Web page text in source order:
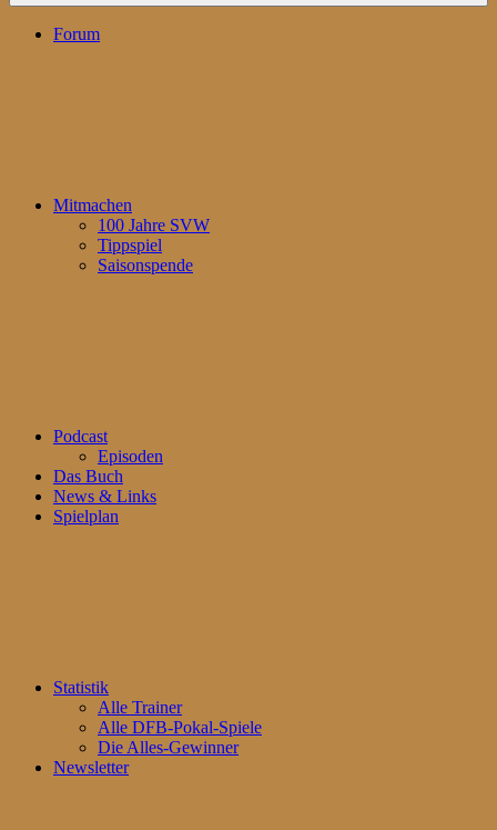
Forum
Mitmachen
100 Jahre SVW
Tippspiel
Saisonspende
Podcast
Episoden
Das Buch
News & Links
Spielplan
Statistik
Alle Trainer
Alle DFB-Pokal-Spiele
Die Alles-Gewinner
Newsletter